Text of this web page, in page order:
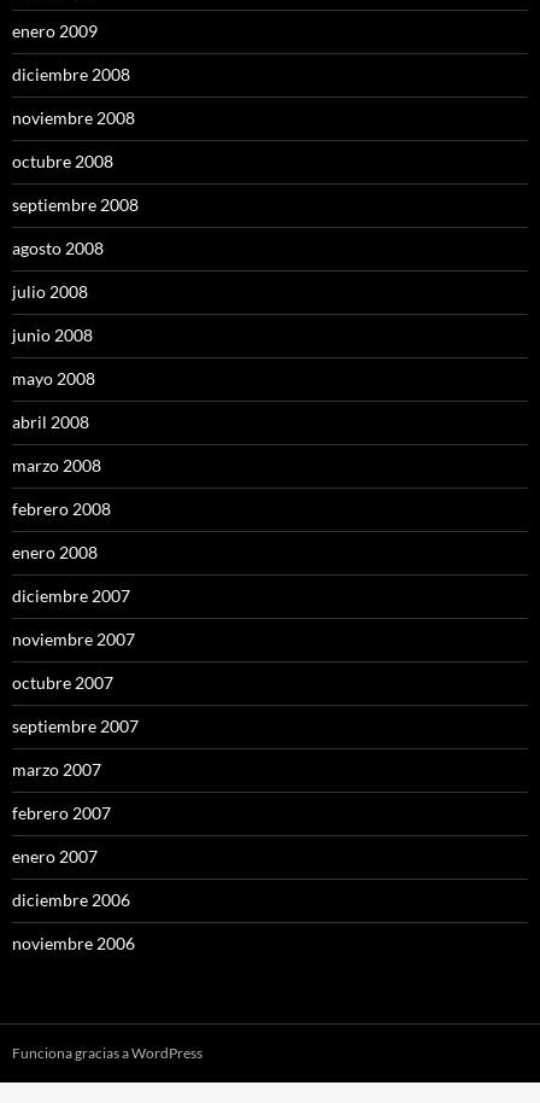
enero 2009
diciembre 2008
noviembre 2008
octubre 2008
septiembre 2008
agosto 2008
julio 2008
junio 2008
mayo 2008
abril 2008
marzo 2008
febrero 2008
enero 2008
diciembre 2007
noviembre 2007
octubre 2007
septiembre 2007
marzo 2007
febrero 2007
enero 2007
diciembre 2006
noviembre 2006
Funciona gracias a WordPress